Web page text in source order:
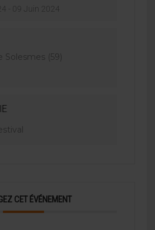
- 09 Juin 2024
Solesmes (59)
CET ÉVÉNEMENT